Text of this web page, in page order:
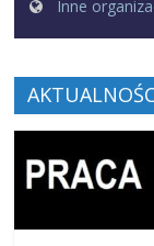
Inne